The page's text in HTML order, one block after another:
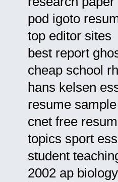
pod igoto
top editor sites
best report
cheap school
hans kelsen
resume
cnet free
topics sport
student
2002 ap